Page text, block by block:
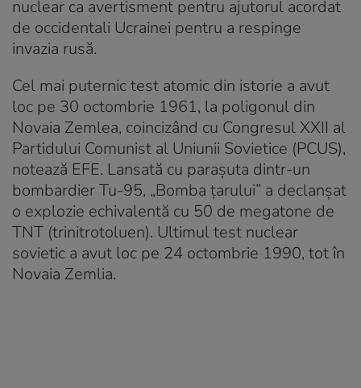
nuclear ca avertisment pentru ajutorul acordat
de occidentali Ucrainei pentru a respinge
invazia rusă.
Cel mai puternic test atomic din istorie a avut
loc pe 30 octombrie 1961, la poligonul din
Novaia Zemlea, coincizând cu Congresul XXII al
Partidului Comunist al Uniunii Sovietice (PCUS),
notează EFE. Lansată cu parașuta dintr-un
bombardier Tu-95, „Bomba țarului” a declanșat
o explozie echivalentă cu 50 de megatone de
TNT (trinitrotoluen). Ultimul test nuclear
sovietic a avut loc pe 24 octombrie 1990, tot în
Novaia Zemlia.